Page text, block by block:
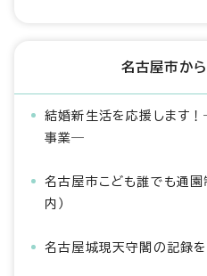
名古屋市か
結婚新生活を応援します
事業―
名古屋市こども誰でも通
内）
名古屋城現天守閣の記録